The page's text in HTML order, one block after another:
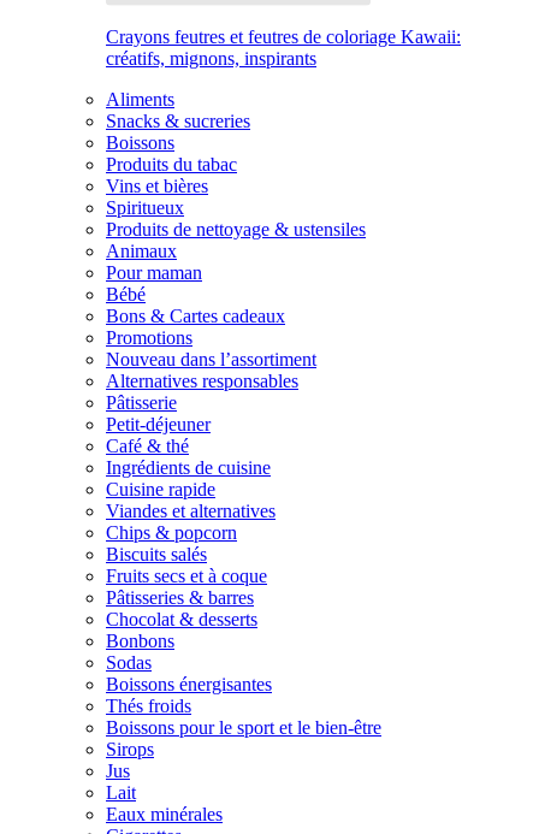
Crayons feutres et feutres de coloriage Kawaii:
créatifs, mignons, inspirants
Aliments
Snacks & sucreries
Boissons
Produits du tabac
Vins et bières
Spiritueux
Produits de nettoyage & ustensiles
Animaux
Pour maman
Bébé
Bons & Cartes cadeaux
Promotions
Nouveau dans l’assortiment
Alternatives responsables
Pâtisserie
Petit-déjeuner
Café & thé
Ingrédients de cuisine
Cuisine rapide
Viandes et alternatives
Chips & popcorn
Biscuits salés
Fruits secs et à coque
Pâtisseries & barres
Chocolat & desserts
Bonbons
Sodas
Boissons énergisantes
Thés froids
Boissons pour le sport et le bien-être
Sirops
Jus
Lait
Eaux minérales